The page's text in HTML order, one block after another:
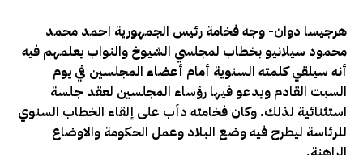
هرجيسا دوان- وجه فخامة رئيس الجمهورية احمد محمد
محمود سيلانيو بخطاب لمجلسي الشيوخ والنواب يعلمهم فيه
أنه سيلقي كلمته السنوية أمام أعضاء المجلسين في يوم
السبت القادم ويدعو فيها رؤساء المجلسين لعقد جلسة
استثنائية لذلك. وكان فخامته دأب على إلقاء الخطاب السنوي
للرئاسة ليطرح فيه وضع البلاد وعمل الحكومة والاوضاع